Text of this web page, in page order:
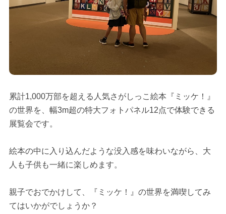
累計1,000万部を超える人気さがしっこ絵本『ミッケ！』
の世界を、幅3m超の特大フォトパネル12点で体験できる
展覧会です。
絵本の中に入り込んだような没入感を味わいながら、大
人も子供も一緒に楽しめます。
親子でおでかけして、『ミッケ！』の世界を満喫してみ
てはいかがでしょうか？